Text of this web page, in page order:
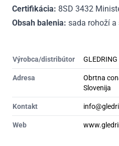
Certifikácia: 8SD 3432
Obsah balenia: sada rohoží
Výrobca/distribútor
Adresa
Obrtna
Slovenija
Kontakt
Web